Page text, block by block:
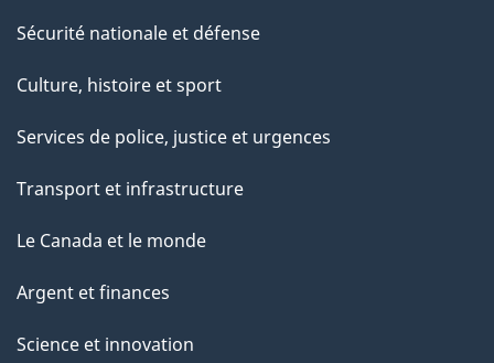
Sécurité nationale et défense
Culture, histoire et sport
Services de police, justice et urgences
Transport et infrastructure
Le Canada et le monde
Argent et finances
Science et innovation